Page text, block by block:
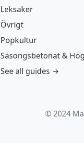
Leksaker
Övrigt
Popkultur
Säsongsbetonat &
See all guides →
© 2024